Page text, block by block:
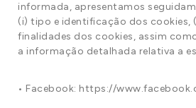
informada, apresentamos
(i) tipo e identificação dos cookies,
finalidades dos cookies, assim
a informação detalhada relativa a
• Facebook: https://